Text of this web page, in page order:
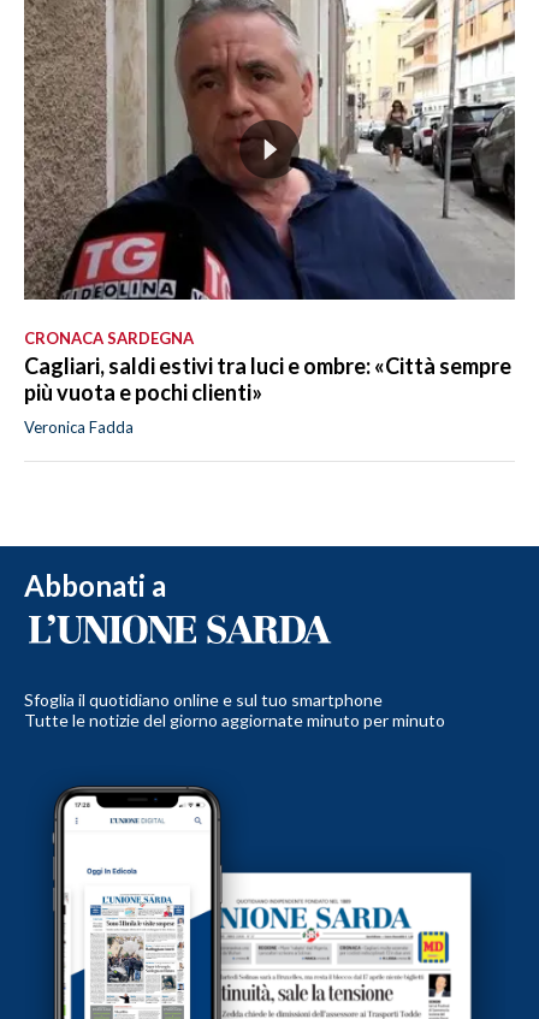
CRONACA SARDEGNA
Cagliari, saldi estivi tra luci e ombre: «Città sempre
più vuota e pochi clienti»
Veronica Fadda
Abbonati a
Sfoglia il quotidiano online e sul tuo smartphone
Tutte le notizie del giorno aggiornate minuto per minuto